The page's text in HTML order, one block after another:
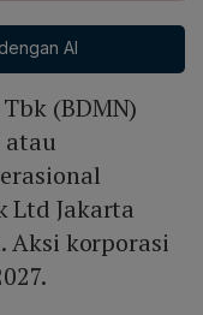
AI
(BDMN)
atau
Ltd Jakarta
Aksi korporasi